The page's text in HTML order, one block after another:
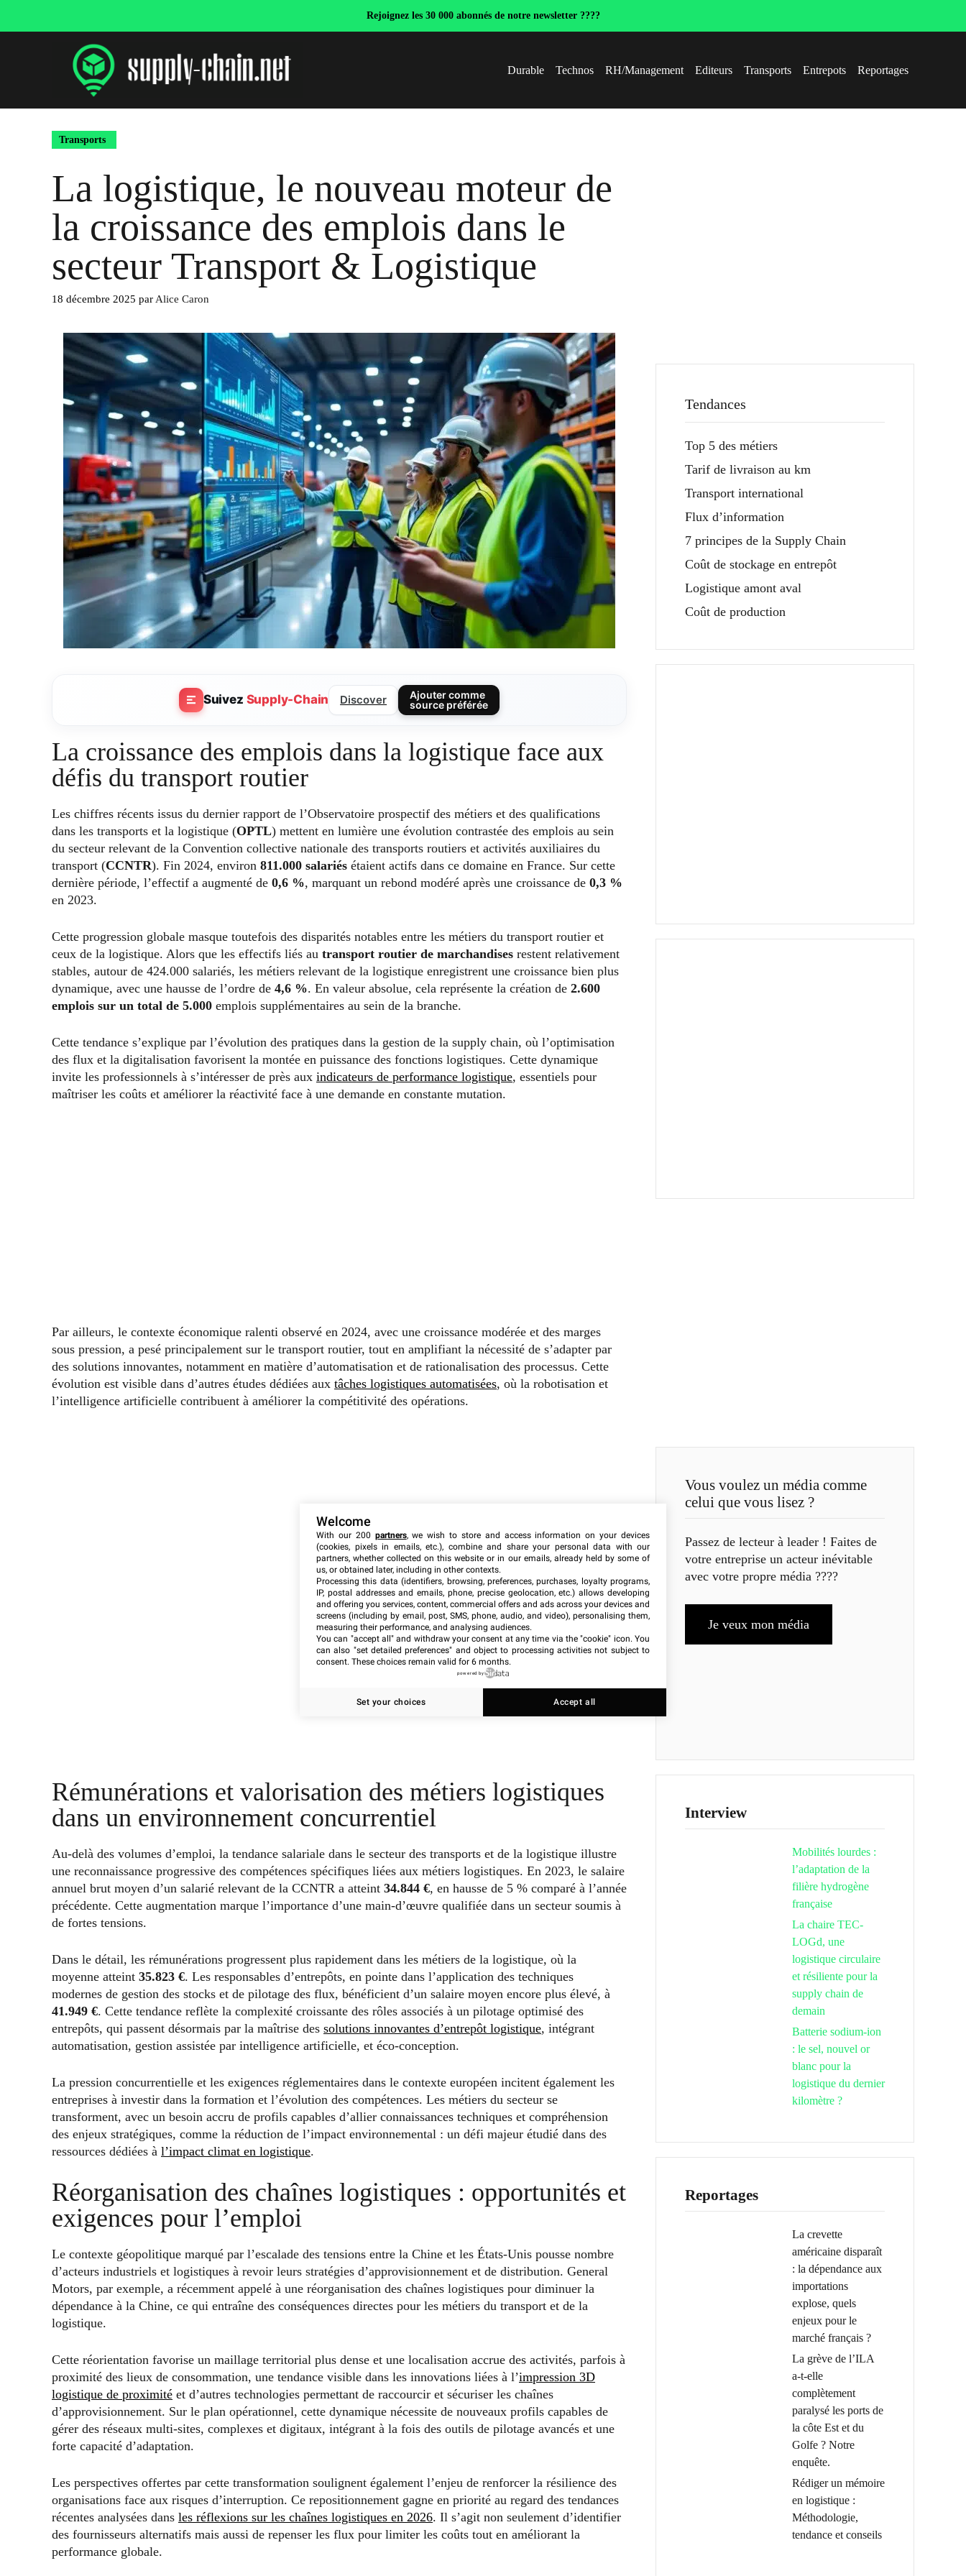
Rejoignez les 30 000 abonnés de notre newsletter ????
Durable Technos RH/Management Editeurs Transports Entrepots Reportages
Transports
La logistique, le nouveau moteur de
la croissance des emplois dans le
secteur Transport & Logistique
18 décembre 2025 par Alice Caron
Suivez Supply-Chain Discover
Ajouter comme
source préférée
La croissance des emplois dans la logistique face aux
défis du transport routier
Les chiffres récents issus du dernier rapport de l’Observatoire prospectif des métiers et des qualifications
dans les transports et la logistique (OPTL) mettent en lumière une évolution contrastée des emplois au sein
du secteur relevant de la Convention collective nationale des transports routiers et activités auxiliaires du
transport (CCNTR). Fin 2024, environ 811.000 salariés étaient actifs dans ce domaine en France. Sur cette
dernière période, l’effectif a augmenté de 0,6 %, marquant un rebond modéré après une croissance de 0,3 %
en 2023.
Cette progression globale masque toutefois des disparités notables entre les métiers du transport routier et
ceux de la logistique. Alors que les effectifs liés au transport routier de marchandises restent relativement
stables, autour de 424.000 salariés, les métiers relevant de la logistique enregistrent une croissance bien plus
dynamique, avec une hausse de l’ordre de 4,6 %. En valeur absolue, cela représente la création de 2.600
emplois sur un total de 5.000 emplois supplémentaires au sein de la branche.
Cette tendance s’explique par l’évolution des pratiques dans la gestion de la supply chain, où l’optimisation
des flux et la digitalisation favorisent la montée en puissance des fonctions logistiques. Cette dynamique
invite les professionnels à s’intéresser de près aux indicateurs de performance logistique, essentiels pour
maîtriser les coûts et améliorer la réactivité face à une demande en constante mutation.
Par ailleurs, le contexte économique ralenti observé en 2024, avec une croissance modérée et des marges
sous pression, a pesé principalement sur le transport routier, tout en amplifiant la nécessité de s’adapter par
des solutions innovantes, notamment en matière d’automatisation et de rationalisation des processus. Cette
évolution est visible dans d’autres études dédiées aux tâches logistiques automatisées, où la robotisation et
l’intelligence artificielle contribuent à améliorer la compétitivité des opérations.
Rémunérations et valorisation des métiers logistiques
dans un environnement concurrentiel
Au-delà des volumes d’emploi, la tendance salariale dans le secteur des transports et de la logistique illustre
une reconnaissance progressive des compétences spécifiques liées aux métiers logistiques. En 2023, le salaire
annuel brut moyen d’un salarié relevant de la CCNTR a atteint 34.844 €, en hausse de 5 % comparé à l’année
précédente. Cette augmentation marque l’importance d’une main-d’œuvre qualifiée dans un secteur soumis à
de fortes tensions.
Dans le détail, les rémunérations progressent plus rapidement dans les métiers de la logistique, où la
moyenne atteint 35.823 €. Les responsables d’entrepôts, en pointe dans l’application des techniques
modernes de gestion des stocks et de pilotage des flux, bénéficient d’un salaire moyen encore plus élevé, à
41.949 €. Cette tendance reflète la complexité croissante des rôles associés à un pilotage optimisé des
entrepôts, qui passent désormais par la maîtrise des solutions innovantes d’entrepôt logistique, intégrant
automatisation, gestion assistée par intelligence artificielle, et éco-conception.
La pression concurrentielle et les exigences réglementaires dans le contexte européen incitent également les
entreprises à investir dans la formation et l’évolution des compétences. Les métiers du secteur se
transforment, avec un besoin accru de profils capables d’allier connaissances techniques et compréhension
des enjeux stratégiques, comme la réduction de l’impact environnemental : un défi majeur étudié dans des
ressources dédiées à l’impact climat en logistique.
Réorganisation des chaînes logistiques : opportunités et
exigences pour l’emploi
Le contexte géopolitique marqué par l’escalade des tensions entre la Chine et les États-Unis pousse nombre
d’acteurs industriels et logistiques à revoir leurs stratégies d’approvisionnement et de distribution. General
Motors, par exemple, a récemment appelé à une réorganisation des chaînes logistiques pour diminuer la
dépendance à la Chine, ce qui entraîne des conséquences directes pour les métiers du transport et de la
logistique.
Cette réorientation favorise un maillage territorial plus dense et une localisation accrue des activités, parfois à
proximité des lieux de consommation, une tendance visible dans les innovations liées à l’impression 3D
logistique de proximité et d’autres technologies permettant de raccourcir et sécuriser les chaînes
d’approvisionnement. Sur le plan opérationnel, cette dynamique nécessite de nouveaux profils capables de
gérer des réseaux multi-sites, complexes et digitaux, intégrant à la fois des outils de pilotage avancés et une
forte capacité d’adaptation.
Les perspectives offertes par cette transformation soulignent également l’enjeu de renforcer la résilience des
organisations face aux risques d’interruption. Ce repositionnement gagne en priorité au regard des tendances
récentes analysées dans les réflexions sur les chaînes logistiques en 2026. Il s’agit non seulement d’identifier
des fournisseurs alternatifs mais aussi de repenser les flux pour limiter les coûts tout en améliorant la
performance globale.
Tendances
Top 5 des métiers
Tarif de livraison au km
Transport international
Flux d’information
7 principes de la Supply Chain
Coût de stockage en entrepôt
Logistique amont aval
Coût de production
Vous voulez un média comme
celui que vous lisez ?
Passez de lecteur à leader ! Faites de
votre entreprise un acteur inévitable
avec votre propre média ????
Je veux mon média
Interview
Mobilités lourdes :
l’adaptation de la
filière hydrogène
française
La chaire TEC-
LOGd, une
logistique circulaire
et résiliente pour la
supply chain de
demain
Batterie sodium-ion
: le sel, nouvel or
blanc pour la
logistique du dernier
kilomètre ?
Reportages
La crevette
américaine disparaît
: la dépendance aux
importations
explose, quels
enjeux pour le
marché français ?
La grève de l’ILA
a-t-elle
complètement
paralysé les ports de
la côte Est et du
Golfe ? Notre
enquête.
Rédiger un mémoire
en logistique :
Méthodologie,
tendance et conseils
Welcome
With our 200 partners, we wish to store and access information on your devices
(cookies, pixels in emails, etc.), combine and share your personal data with our
partners, whether collected on this website or in our emails, already held by some of
us, or obtained later, including in other contexts.
Processing this data (identifiers, browsing, preferences, purchases, loyalty programs,
IP, postal addresses and emails, phone, precise geolocation, etc.) allows developing
and offering you services, content, commercial offers and ads across your devices and
screens (including by email, post, SMS, phone, audio, and video), personalising them,
measuring their performance, and analysing audiences.
You can "accept all" and withdraw your consent at any time via the "cookie" icon. You
can also "set detailed preferences" and object to processing activities not subject to
consent. These choices remain valid for 6 months.
powered by
Set your choices Accept all